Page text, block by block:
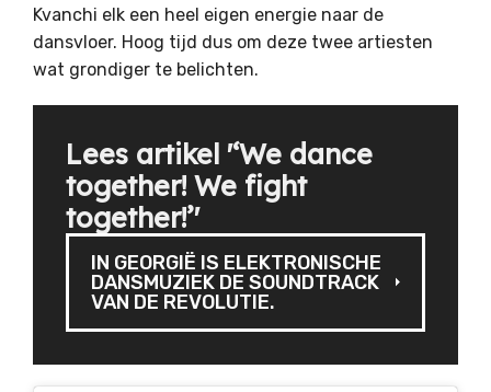
Kvanchi elk een heel eigen energie naar de
dansvloer. Hoog tijd dus om deze twee artiesten
wat grondiger te belichten.
Lees artikel '‘We dance
together! We fight
together!’'
IN GEORGIË IS ELEKTRONISCHE
DANSMUZIEK DE SOUNDTRACK
VAN DE REVOLUTIE.